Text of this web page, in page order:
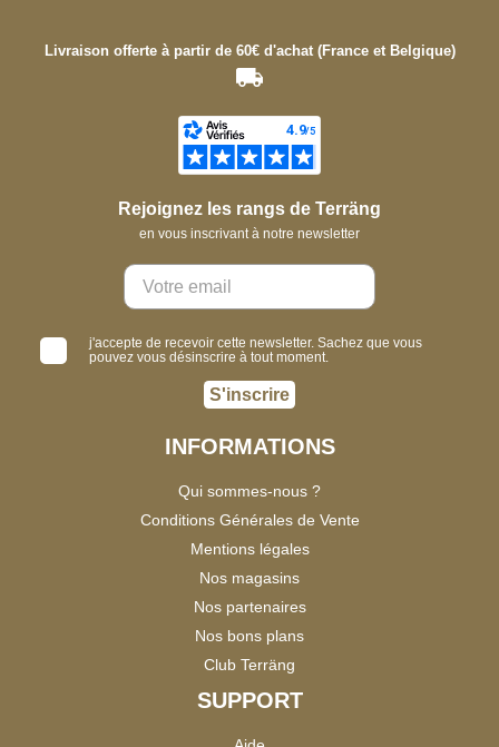
Livraison offerte à partir de 60€ d'achat (France et Belgique)
Rejoignez les rangs de Terräng
en vous inscrivant à notre newsletter
j'accepte de recevoir cette newsletter. Sachez que vous
pouvez vous désinscrire à tout moment.
S'inscrire
INFORMATIONS
Qui sommes-nous ?
Conditions Générales de Vente
Mentions légales
Nos magasins
Nos partenaires
Nos bons plans
Club Terräng
SUPPORT